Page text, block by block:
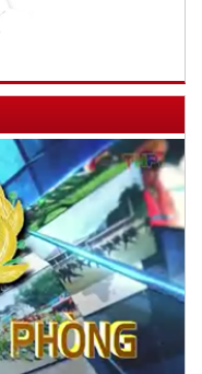
KHÉO
Chí Minh
XII,
1948.